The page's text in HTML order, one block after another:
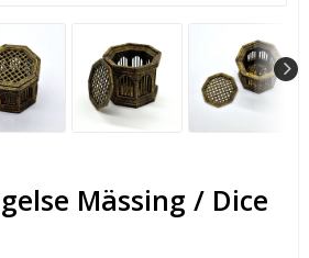
Mässing / Dice